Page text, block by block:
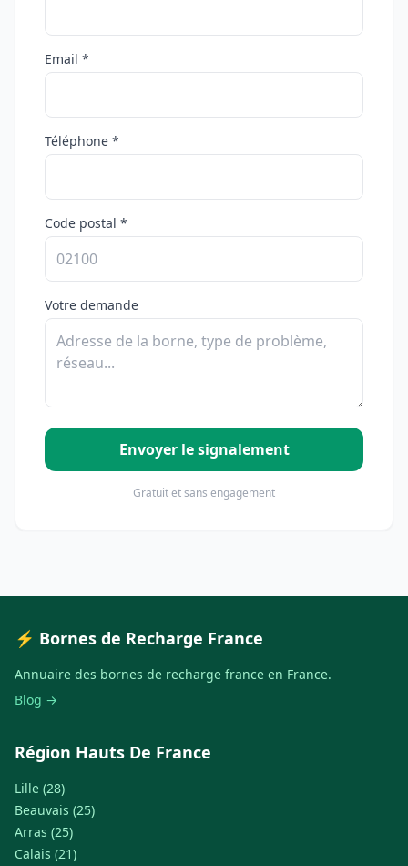
Email *
Téléphone *
Code postal *
Votre demande
Envoyer le signalement
Gratuit et sans engagement
⚡ Bornes de Recharge France
Annuaire des bornes de recharge france en France.
Blog →
Région Hauts De France
Lille (28)
Beauvais (25)
Arras (25)
Calais (21)